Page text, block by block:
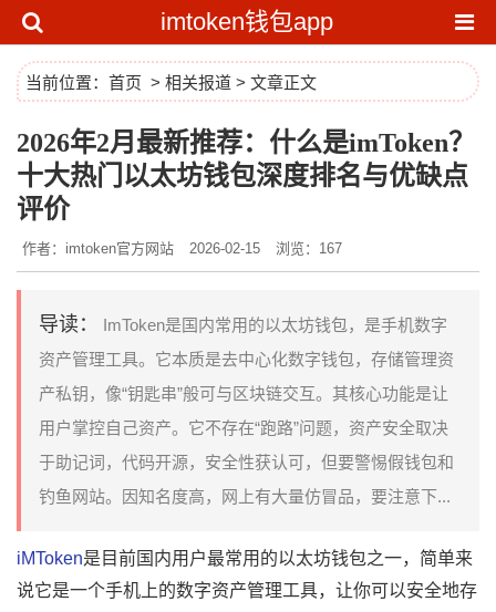
imtoken钱包app
当前位置： 首页 > 相关报道 > 文章正文
2026年2月最新推荐：什么是imToken？
十大热门以太坊钱包深度排名与优缺点
评价
作者：imtoken官方网站 2026-02-15 浏览：167
导读：
ImToken是国内常用的以太坊钱包，是手机数字
资产管理工具。它本质是去中心化数字钱包，存储管理资
产私钥，像“钥匙串”般可与区块链交互。其核心功能是让
用户掌控自己资产。它不存在“跑路”问题，资产安全取决
于助记词，代码开源，安全性获认可，但要警惕假钱包和
钓鱼网站。因知名度高，网上有大量仿冒品，要注意下...
iMToken是目前国内用户最常用的以太坊钱包之一，简单来
说它是一个手机上的数字资产管理工具，让你可以安全地存